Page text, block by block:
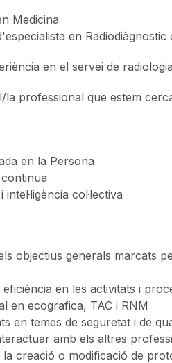
Medicina
en
en el servei de
la professional que estem
en la Persona
col·lectiva
objectius generals marcats
en les activitats i
en ecografica, TAC i RNM
en temes de seguretat i de
amb els altres
la creació o modificació de